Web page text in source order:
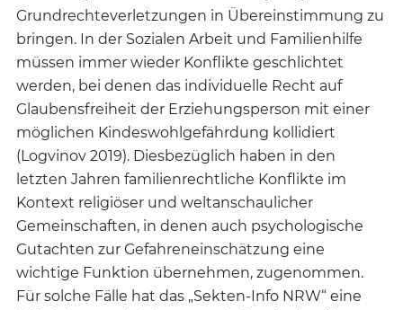
Grundrechteverletzungen in Übereinstimmung zu
bringen. In der Sozialen Arbeit und Familienhilfe
müssen immer wieder Konflikte geschlichtet
werden, bei denen das individuelle Recht auf
Glaubensfreiheit der Erziehungsperson mit einer
möglichen Kindeswohlgefährdung kollidiert
(Logvinov 2019). Diesbezüglich haben in den
letzten Jahren familienrechtliche Konflikte im
Kontext religiöser und weltanschaulicher
Gemeinschaften, in denen auch psychologische
Gutachten zur Gefahreneinschätzung eine
wichtige Funktion übernehmen, zugenommen.
Für solche Fälle hat das „Sekten-Info NRW“ eine